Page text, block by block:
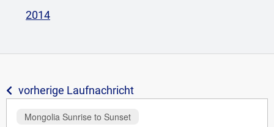
2014
vorherige Laufnachricht
Mongolia Sunrise to Sunset